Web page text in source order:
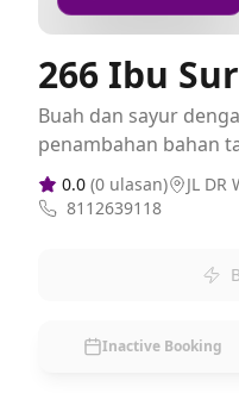
266 Ibu
Buah dan sayur
penambahan bahan
0.0 (0 ulasan)
JL DR
8112639118
Inactive Booking